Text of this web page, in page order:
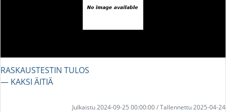
RASKAUSTESTIN TULOS
― KAKSI ÄITIÄ
Julkaistu 2024-09-25 00:00:00 / Tallennettu 2025-04-24